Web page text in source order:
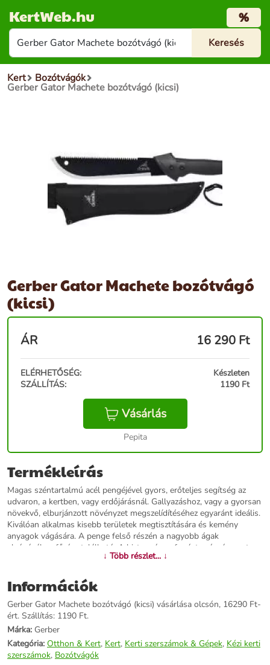
KertWeb.hu %
Kert Bozótvágók
Gerber Gator Machete bozótvágó (kicsi)
Gerber Gator Machete bozótvágó
(kicsi)
ÁR 16 290 Ft
ELÉRHETŐSÉG:
Készleten
SZÁLLÍTÁS:
1190 Ft
Vásárlás
Pepita
Termékleírás
Magas széntartalmú acél pengéjével gyors, erőteljes segítség az
udvaron, a kertben, vagy erdőjárásnál. Gallyazáshoz, vagy a gyorsan
növekvő, elburjánzott növényzet megszelídítéséhez egyaránt ideális.
Kiválóan alkalmas kisebb területek megtisztítására és kemény
anyagok vágására. A penge felső részén a nagyobb ágak
elvágásához fűrész található. A biztonságos fogást csúszásmentes
Gator Grip markolat teszi lehetővé, a biztos tárolást övre fűzhető,
48 cm, a penge hossza: 29 cm, súlya: 405 g.
További információk>>
↓ Több részlet... ↓
Információk
Gerber Gator Machete bozótvágó (kicsi) vásárlása olcsón, 16290 Ft-
ért. Szállítás: 1190 Ft.
Márka: Gerber
Kategória: Otthon & Kert, Kert, Kerti szerszámok & Gépek, Kézi kerti
szerszámok, Bozótvágók